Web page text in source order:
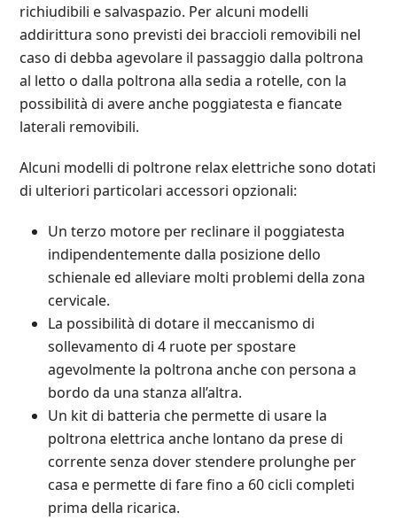
richiudibili e salvaspazio. Per alcuni modelli
addirittura sono previsti dei braccioli removibili nel
caso di debba agevolare il passaggio dalla poltrona
al letto o dalla poltrona alla sedia a rotelle, con la
possibilità di avere anche poggiatesta e fiancate
laterali removibili.
Alcuni modelli di poltrone relax elettriche sono dotati
di ulteriori particolari accessori opzionali:
Un terzo motore per reclinare il poggiatesta
indipendentemente dalla posizione dello
schienale ed alleviare molti problemi della zona
cervicale.
La possibilità di dotare il meccanismo di
sollevamento di 4 ruote per spostare
agevolmente la poltrona anche con persona a
bordo da una stanza all’altra.
Un kit di batteria che permette di usare la
poltrona elettrica anche lontano da prese di
corrente senza dover stendere prolunghe per
casa e permette di fare fino a 60 cicli completi
prima della ricarica.